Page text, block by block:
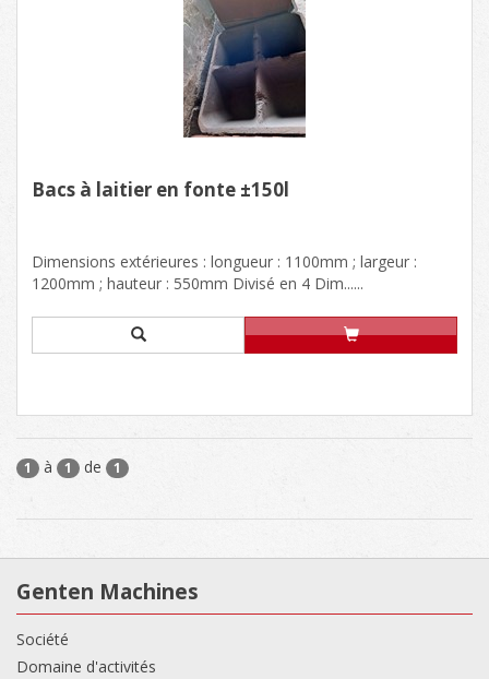
Bacs à laitier en fonte ±150l
Dimensions extérieures : longueur : 1100mm ; largeur :
1200mm ; hauteur : 550mm Divisé en 4 Dim......
1 à 1 de 1
Genten Machines
Société
Domaine d'activités